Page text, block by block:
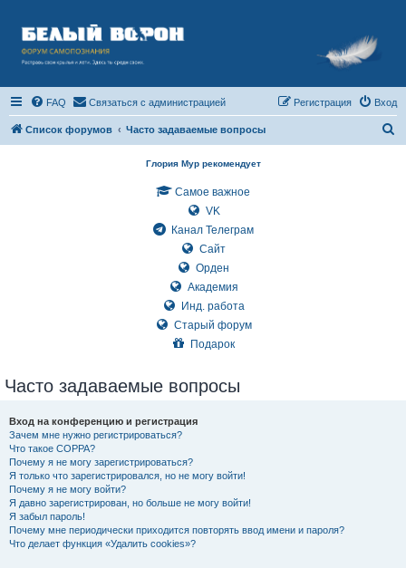
FAQ Связаться с администрацией Вход
Регистрация
Список форумов Часто задаваемые вопросы
Глория Мур рекомендует
Самое важное
VK
Канал Телеграм
Сайт
Орден
Академия
Инд. работа
Старый форум
Подарок
Часто задаваемые вопросы
Вход на конференцию и регистрация
Зачем мне нужно регистрироваться?
Что такое COPPA?
Почему я не могу зарегистрироваться?
Я только что зарегистрировался, но не могу войти!
Почему я не могу войти?
Я давно зарегистрирован, но больше не могу войти!
Я забыл пароль!
Почему мне периодически приходится повторять ввод имени и пароля?
Что делает функция «Удалить cookies»?